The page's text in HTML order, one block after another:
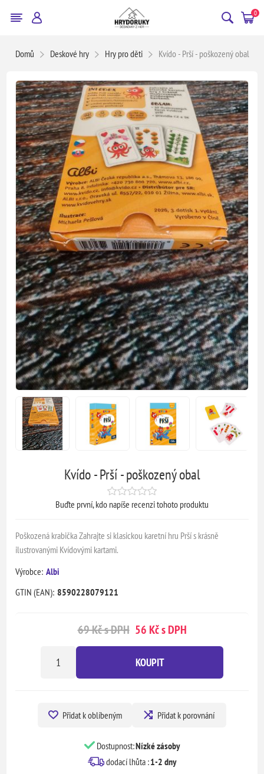
0
Domů Deskové hry Hry pro děti Kvído - Prší - poškozený obal
Kvído - Prší - poškozený obal
Buďte první, kdo napíše recenzi tohoto produktu
Poškozená krabička Zahrajte si klasickou karetní hru Prší s krásně
ilustrovanými Kvídovými kartami.
Výrobce: Albi
GTIN (EAN): 8590228079121
69 Kč s DPH 56 Kč s DPH
KOUPIT
Přidat k oblíbeným Přidat k porovnání
Dostupnost:Nízké zásoby
dodací lhůta :1-2 dny